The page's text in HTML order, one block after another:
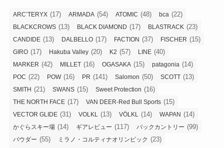
ARC’TERYX (17) ARMADA (54) ATOMIC (48) bca (22)
BLACKCROWS (13) BLACK DIAMOND (17) BLASTRACK (23)
CANDIDE (13) DALBELLO (17) FACTION (37) FISCHER (15)
GIRO (17) Hakuba Valley (20) K2 (57) LINE (40)
MARKER (42) MILLET (16) OGASAKA (15) patagonia (14)
POC (22) POW(16) PR (141) Salomon (50) SCOTT (13)
SMITH (21) SWANS (15) Sweet Protection (16)
THE NORTH FACE (17) VAN DEER-Red Bull Sports (15)
VECTOR GLIDE (31) VOLKL (13) VÖLKL (14) WAPAN (14)
かぐらスキー場 (14) ギアレビュー (117) バックカントリー (99)
パウダー (55) ミラノ・コルティナオリンピック (23)